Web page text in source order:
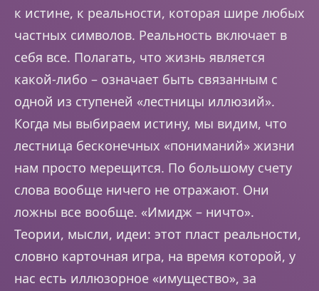
к истине, к реальности, которая шире любых
частных символов. Реальность включает в
себя все. Полагать, что жизнь является
какой-либо – означает быть связанным с
одной из ступеней «лестницы иллюзий».
Когда мы выбираем истину, мы видим, что
лестница бесконечных «пониманий» жизни
нам просто мерещится. По большому счету
слова вообще ничего не отражают. Они
ложны все вообще. «Имидж – ничто».
Теории, мысли, идеи: этот пласт реальности,
словно карточная игра, на время которой, у
нас есть иллюзорное «имущество», за